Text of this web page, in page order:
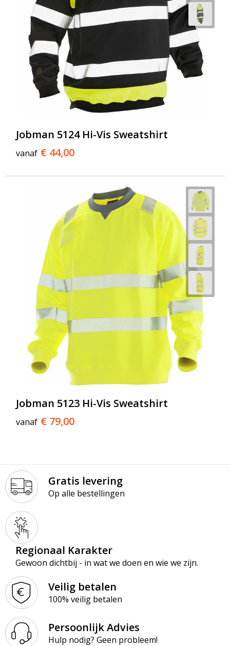
Jobman 5124 Hi-Vis Sweatshirt
vanaf € 44,00
Jobman 5123 Hi-Vis Sweatshirt
vanaf € 79,00
Gratis levering
Op alle bestellingen
Regionaal Karakter
Gewoon dichtbij - in wat we doen en wie we zijn.
Veilig betalen
100% veilig betalen
Persoonlijk Advies
Hulp nodig? Geen probleem!